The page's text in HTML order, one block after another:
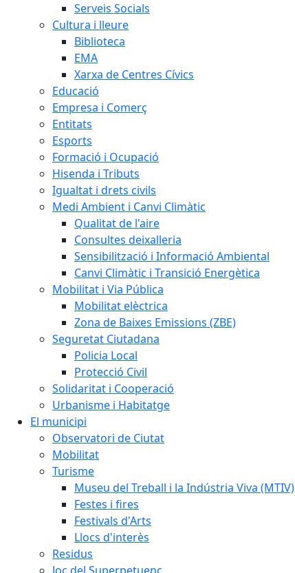
Serveis Socials
Cultura i lleure
Biblioteca
EMA
Xarxa de Centres Cívics
Educació
Empresa i Comerç
Entitats
Esports
Formació i Ocupació
Hisenda i Tributs
Igualtat i drets civils
Medi Ambient i Canvi Climàtic
Qualitat de l'aire
Consultes deixalleria
Sensibilització i Informació Ambiental
Canvi Climàtic i Transició Energètica
Mobilitat i Via Pública
Mobilitat elèctrica
Zona de Baixes Emissions (ZBE)
Seguretat Ciutadana
Policia Local
Protecció Civil
Solidaritat i Cooperació
Urbanisme i Habitatge
El municipi
Observatori de Ciutat
Mobilitat
Turisme
Museu del Treball i la Indústria Viva (MTIV)
Festes i fires
Festivals d'Arts
Llocs d'interès
Residus